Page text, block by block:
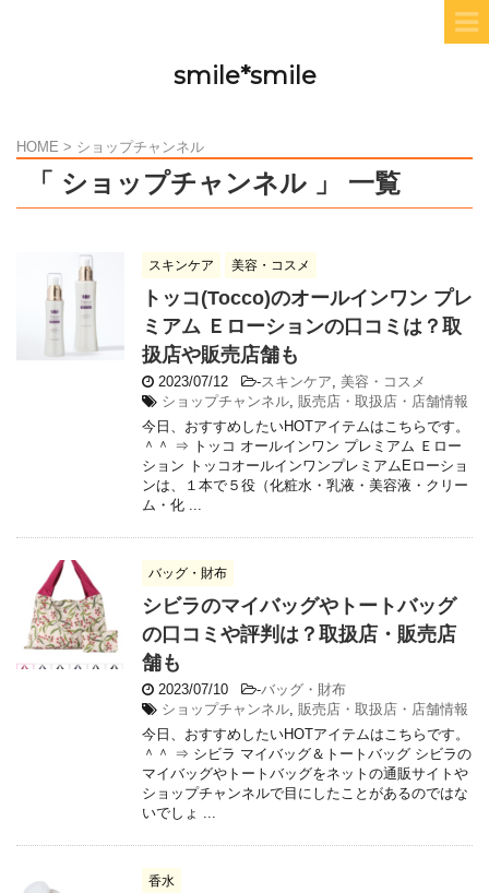
smile*smile
HOME > ショップチャンネル
「 ショップチャンネル 」 一覧
スキンケア 美容・コスメ
トッコ(Tocco)のオールインワン プレ
ミアム Ｅローションの口コミは？取
扱店や販売店舗も
2023/07/12 -スキンケア, 美容・コスメ
ショップチャンネル, 販売店・取扱店・店舗情報
今日、おすすめしたいHOTアイテムはこちらです。
＾＾ ⇒ トッコ オールインワン プレミアム Ｅロー
ション トッコオールインワンプレミアムEローショ
ンは、１本で５役（化粧水・乳液・美容液・クリー
ム・化 ...
バッグ・財布
シビラのマイバッグやトートバッグ
の口コミや評判は？取扱店・販売店
舗も
2023/07/10 -バッグ・財布
ショップチャンネル, 販売店・取扱店・店舗情報
今日、おすすめしたいHOTアイテムはこちらです。
＾＾ ⇒ シビラ マイバッグ＆トートバッグ シビラの
マイバッグやトートバッグをネットの通販サイトや
ショップチャンネルで目にしたことがあるのではな
いでしょ ...
香水